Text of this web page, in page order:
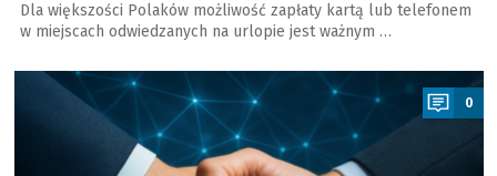
Dla większości Polaków możliwość zapłaty kartą lub telefonem
w miejscach odwiedzanych na urlopie jest ważnym …
a
0